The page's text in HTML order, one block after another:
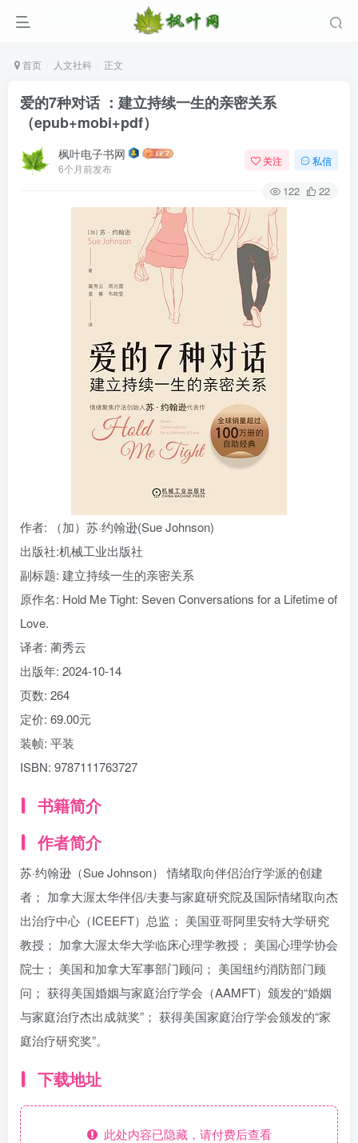
首页 人文社科 正文
爱的7种对话 ：建立持续一生的亲密关系
（epub+mobi+pdf）
枫叶电子书网
6个月前发布
关注 私信
122 22
作者: （加）苏·约翰逊(Sue Johnson)
出版社:机械工业出版社
副标题: 建立持续一生的亲密关系
原作名: Hold Me Tight: Seven Conversations for a Lifetime of
Love.
译者: 蔺秀云
出版年: 2024-10-14
页数: 264
定价: 69.00元
装帧: 平装
ISBN: 9787111763727
书籍简介
作者简介
苏·约翰逊（Sue Johnson） 情绪取向伴侣治疗学派的创建
者； 加拿大渥太华伴侣/夫妻与家庭研究院及国际情绪取向杰
出治疗中心（ICEEFT）总监； 美国亚哥阿里安特大学研究
教授； 加拿大渥太华大学临床心理学教授； 美国心理学协会
院士； 美国和加拿大军事部门顾问； 美国纽约消防部门顾
问； 获得美国婚姻与家庭治疗学会（AAMFT）颁发的“婚姻
与家庭治疗杰出成就奖”； 获得美国家庭治疗学会颁发的“家
庭治疗研究奖”。
下载地址
此处内容已隐藏，请付费后查看